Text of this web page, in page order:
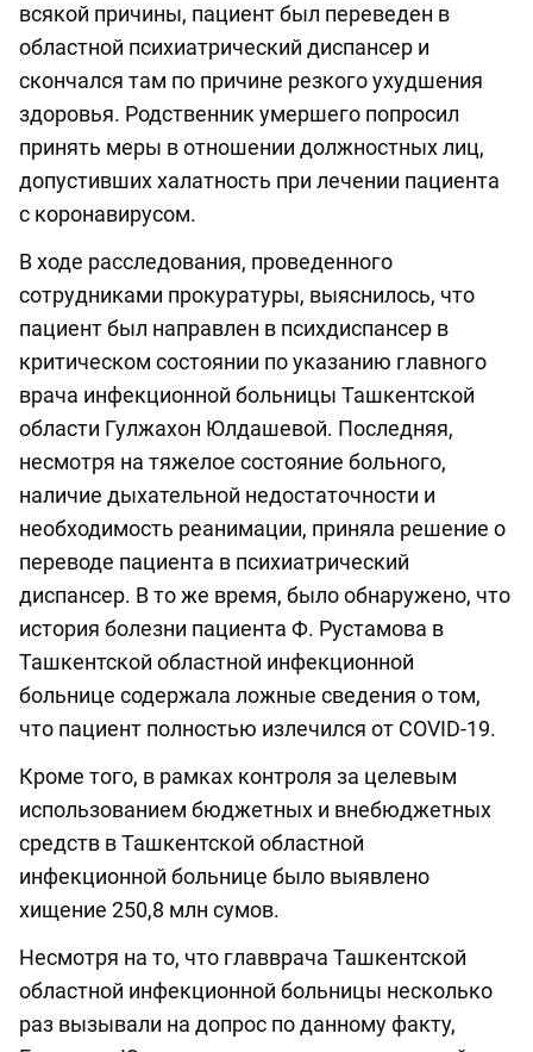
всякой причины, пациент был переведен в
областной психиатрический диспансер и
скончался там по причине резкого ухудшения
здоровья. Родственник умершего попросил
принять меры в отношении должностных лиц,
допустивших халатность при лечении пациента
с коронавирусом.
В ходе расследования, проведенного
сотрудниками прокуратуры, выяснилось, что
пациент был направлен в психдиспансер в
критическом состоянии по указанию главного
врача инфекционной больницы Ташкентской
области Гулжахон Юлдашевой. Последняя,
несмотря на тяжелое состояние больного,
наличие дыхательной недостаточности и
необходимость реанимации, приняла решение о
переводе пациента в психиатрический
диспансер. В то же время, было обнаружено, что
история болезни пациента Ф. Рустамова в
Ташкентской областной инфекционной
больнице содержала ложные сведения о том,
что пациент полностью излечился от COVID-19.
Кроме того, в рамках контроля за целевым
использованием бюджетных и внебюджетных
средств в Ташкентской областной
инфекционной больнице было выявлено
хищение 250,8 млн сумов.
Несмотря на то, что главврача Ташкентской
областной инфекционной больницы несколько
раз вызывали на допрос по данному факту,